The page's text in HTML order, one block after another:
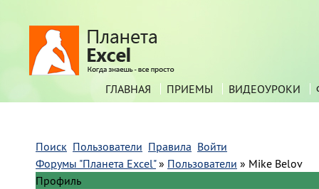
ГЛАВНАЯ ПРИЕМЫ ВИДЕОУРОКИ
Поиск Пользователи Правила Войти
Форумы "Планета Excel" » Пользователи » Mike Belov
Профиль